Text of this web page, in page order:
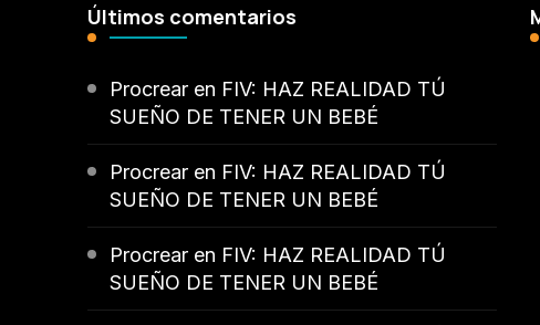
Últimos comentarios
Procrear en FIV: HAZ REALIDAD TÚ
SUEÑO DE TENER UN BEBÉ
Procrear en FIV: HAZ REALIDAD TÚ
SUEÑO DE TENER UN BEBÉ
Procrear en FIV: HAZ REALIDAD TÚ
SUEÑO DE TENER UN BEBÉ